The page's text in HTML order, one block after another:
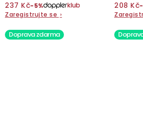
237 Kč−5%
Zaregistrujte se ›
208 Kč
Doprava zdarma